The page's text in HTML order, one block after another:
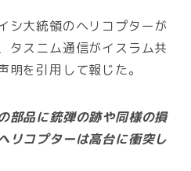
シ大統領のヘリコプターが
タスニム通信がイスラム共
を引用して報じた。
部品に銃弾の跡や同様の損
リコプターは高台に衝突し